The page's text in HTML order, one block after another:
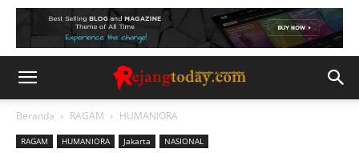
Beranda RAGAM HUMANIORA
RAGAM HUMANIORA Jakarta NASIONAL